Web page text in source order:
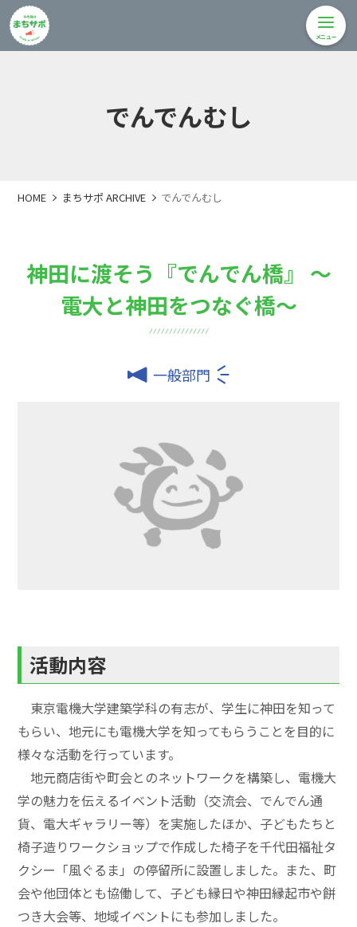
メニュー
でんでんむし
HOME まちサポ ARCHIVE でんでんむし
神田に渡そう『でんでん橋』 ～
電大と神田をつなぐ橋～
一般部門
活動内容
東京電機大学建築学科の有志が、学生に神田を知って
もらい、地元にも電機大学を知ってもらうことを目的に
様々な活動を行っています。
地元商店街や町会とのネットワークを構築し、電機大
学の魅力を伝えるイベント活動（交流会、でんでん通
貨、電大ギャラリー等）を実施したほか、子どもたちと
椅子造りワークショップで作成した椅子を千代田福祉タ
クシー「風ぐるま」の停留所に設置しました。また、町
会や他団体とも協働して、子ども縁日や神田縁起市や餅
つき大会等、地域イベントにも参加しました。